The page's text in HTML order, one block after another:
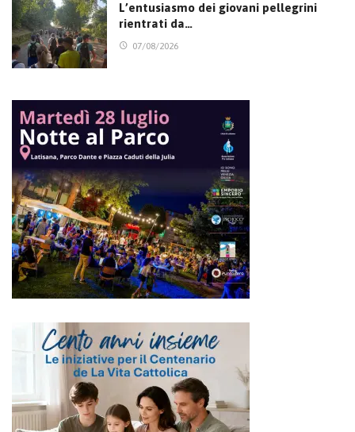
L’entusiasmo dei giovani pellegrini
rientrati da…
07/08/2026